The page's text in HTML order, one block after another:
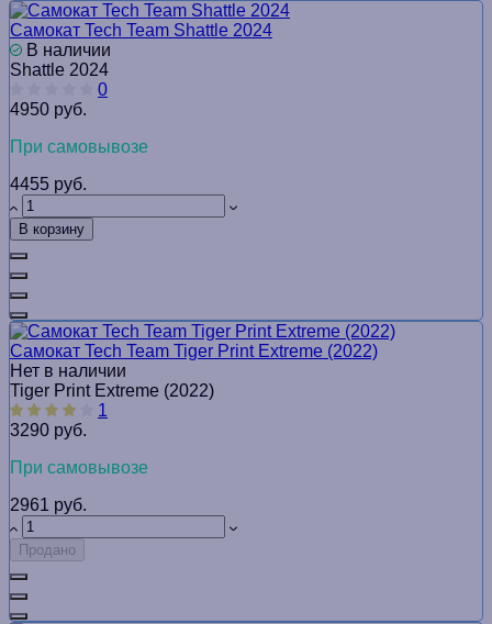
Самокат Tech Team Shattle 2024
В наличии
Shattle 2024
0
4950 руб.
При самовывозе
4455 руб.
В корзину
Самокат Tech Team Tiger Print Extreme (2022)
Нет в наличии
Tiger Print Extreme (2022)
1
3290 руб.
При самовывозе
2961 руб.
Продано